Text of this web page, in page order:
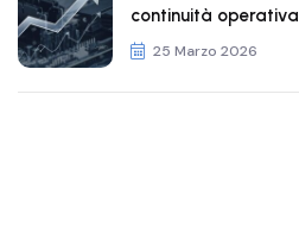
continuità operativa
25 Marzo 2026